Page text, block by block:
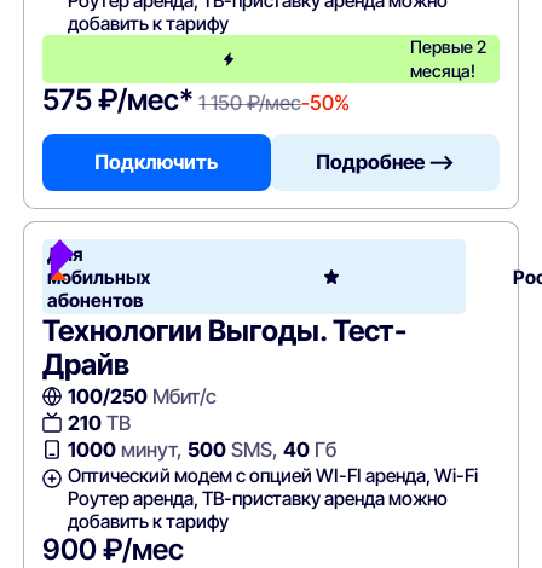
добавить к тарифу
Первые 2
месяца!
575 ₽/мес* 1 150 ₽/мес-50%
Подключить Подробнее —>
Для
мобильных
абонентов
Технологии Выгоды. Тест-
Драйв
100/250Мбит/с
210ТВ
1000минут, 500SMS, 40Гб
Оптический модем с опцией WI-FI аренда, Wi-Fi
Роутер аренда, ТВ-приставку аренда можно
добавить к тарифу
900 ₽/мес